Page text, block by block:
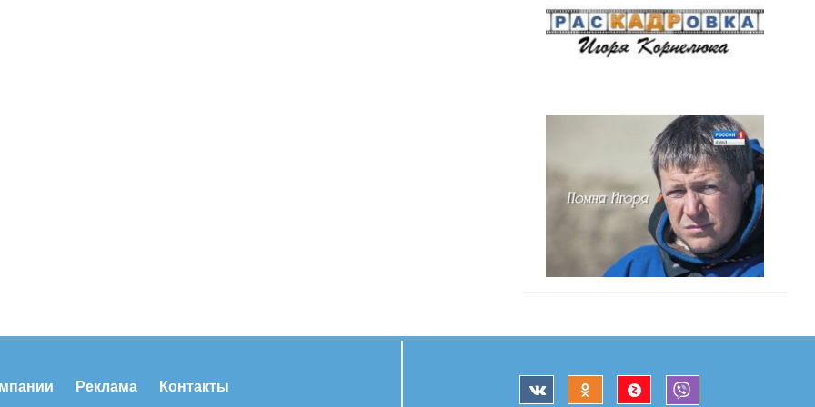
Реклама Контакты